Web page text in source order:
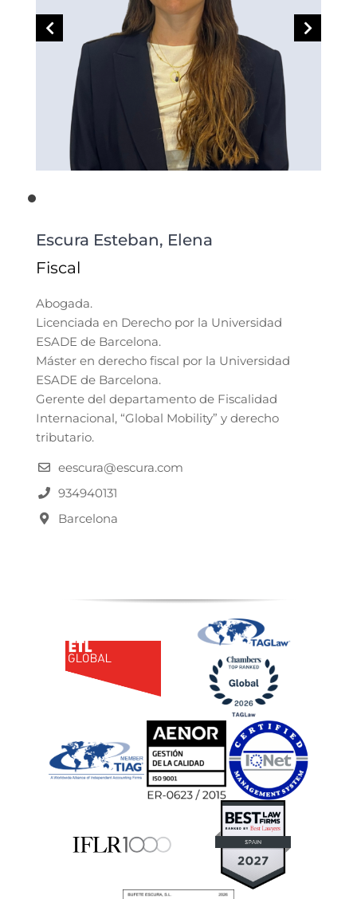
Escura Esteban, Elena
Fiscal
Abogada.
Licenciada en Derecho por la Universidad
ESADE de Barcelona.
Máster en derecho fiscal por la Universidad
ESADE de Barcelona.
Gerente del departamento de Fiscalidad
Internacional, “Global Mobility” y derecho
tributario.
eescura@escura.com
934940131
Barcelona